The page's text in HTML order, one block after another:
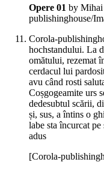
Opere 01 by Mihai
publishinghouse/
Corola-
hochstandului. La
omătului, rezemat
cerdacul lui
avu când rosti
Coșgogeamite urs
dedesubtul scării,
și, sus, a întins o
labe sta încurcat pe
adus
[Corola-